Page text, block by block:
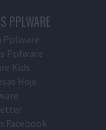
PPLWARE
Pplware
Pplware
Kids
Hoje
Facebook